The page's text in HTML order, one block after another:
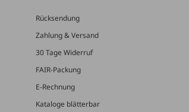
Rücksendung
Zahlung & Versand
30 Tage Widerruf
FAIR-Packung
E-Rechnung
Kataloge blätterbar